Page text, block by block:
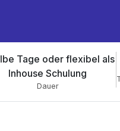
Tage oder flexibel als
Inhouse Schulung
Dauer